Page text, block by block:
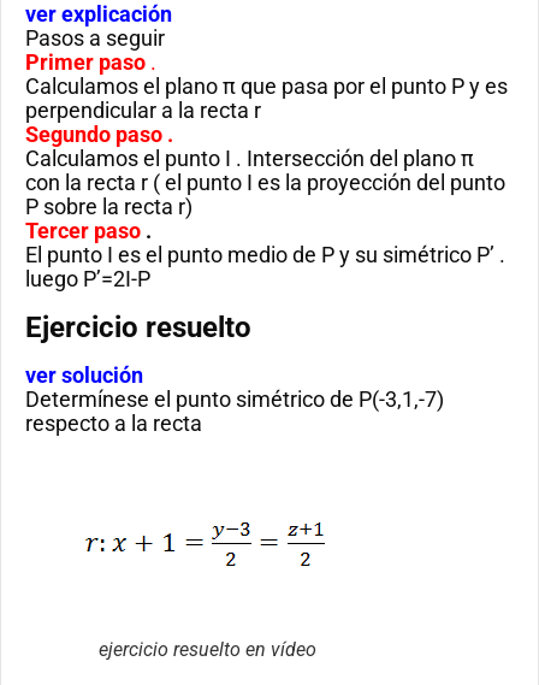
ver explicación
Pasos a seguir
Primer paso .
Calculamos el plano π que pasa por el punto P y es
perpendicular a la recta r
Segundo paso .
Calculamos el punto I . Intersección del plano π
con la recta r ( el punto I es la proyección del punto
P sobre la recta r)
Tercer paso .
El punto I es el punto medio de P y su simétrico P’ .
luego P’=2I-P
Ejercicio resuelto
ver solución
Determínese el punto simétrico de P(-3,1,-7)
respecto a la recta
ejercicio resuelto en vídeo